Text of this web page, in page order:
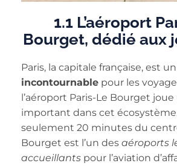
1.1 L’aéroport
Bourget, dédié aux
Paris, la capitale française, est un
incontournable pour les
l’aéroport Paris-Le Bourget joue
important dans cet
seulement 20 minutes du
Bourget est l’un des aéroports
accueillants pour l’aviation